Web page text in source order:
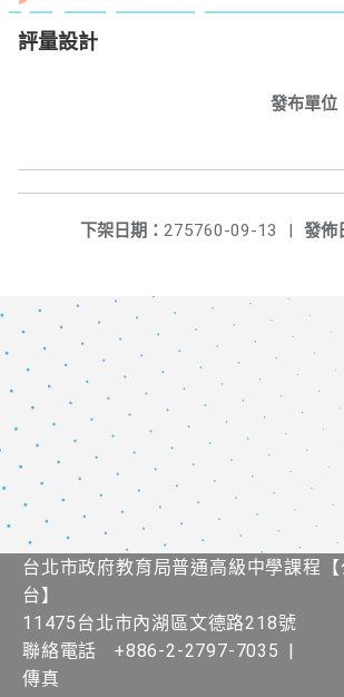
評量設計
發布單位
發佈
下架日期： 275760-09-13
|
台北市政府教育局普通高級中學課程​
台】
11475台北市內湖區文德路218號
聯絡電話
+886-2-2797-7035 |
傳真